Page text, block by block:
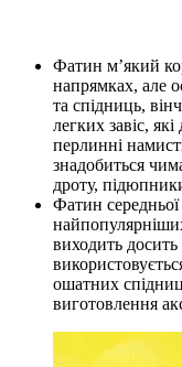
Фатин м’який
напрямках, але
та спідниць,
легких завіс,
перлинні
знадобиться
дроту,
Фатин
виходить
ошатних
виготовлення